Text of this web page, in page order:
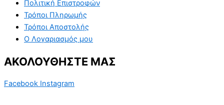
Πολιτική Επιστροφών
Τρόποι Πληρωμής
Τρόποι Αποστολής
Ο Λογαριασμός μου
ΑΚΟΛΟΥΘΗΣΤΕ ΜΑΣ
Facebook Instagram